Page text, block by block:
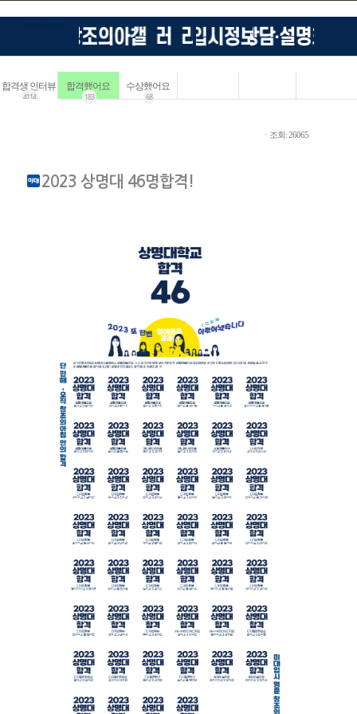
합격생 인터뷰
4114
합격했어요
183
수상했어요
68
ㆍ조회: 26065
2023 상명대 46명합격!